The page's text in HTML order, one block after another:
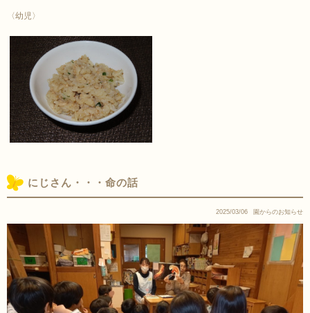
〈幼児〉
にじさん・・・命の話
2025/03/06 園からのお知らせ